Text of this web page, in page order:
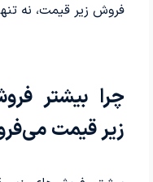
فروش زیر قیمت، نه
چرا بیشتر
زیر قیمت